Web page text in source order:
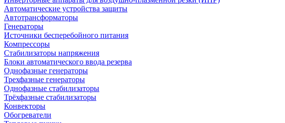
Автоматические устройства защиты
Автотрансформаторы
Генераторы
Источники бесперебойного питания
Компрессоры
Стабилизаторы напряжения
Блоки автоматического ввода резерва
Однофазные генераторы
Трехфазные генераторы
Однофазные стабилизаторы
Трёхфазные стабилизаторы
Конвекторы
Обогреватели